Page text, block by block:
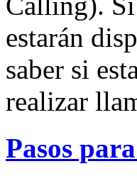
estarán
saber si
realizar
Pasos